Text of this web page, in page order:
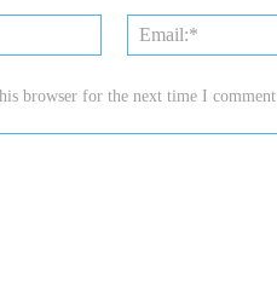
Name:*
browser for the next time I comment.